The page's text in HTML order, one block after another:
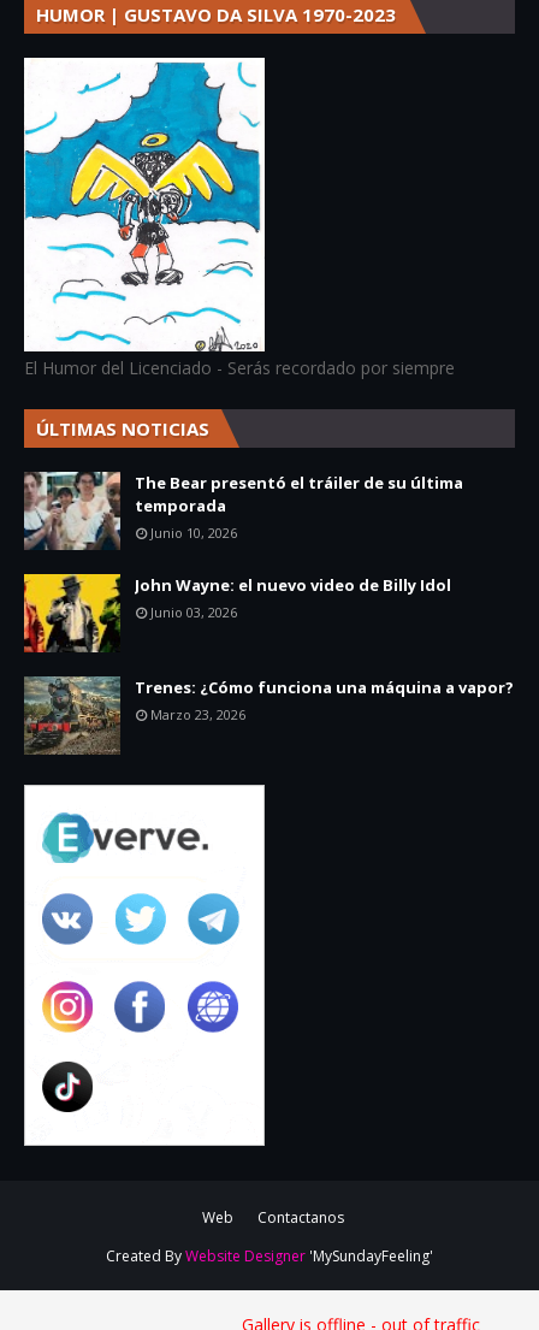
HUMOR | GUSTAVO DA SILVA 1970-2023
El Humor del Licenciado - Serás recordado por siempre
ÚLTIMAS NOTICIAS
The Bear presentó el tráiler de su última
temporada
Junio 10, 2026
John Wayne: el nuevo video de Billy Idol
Junio 03, 2026
Trenes: ¿Cómo funciona una máquina a vapor?
Marzo 23, 2026
Web
Contactanos
Created ByWebsite Designer 'MySundayFeeling'
Gallery is offline - out of traffic